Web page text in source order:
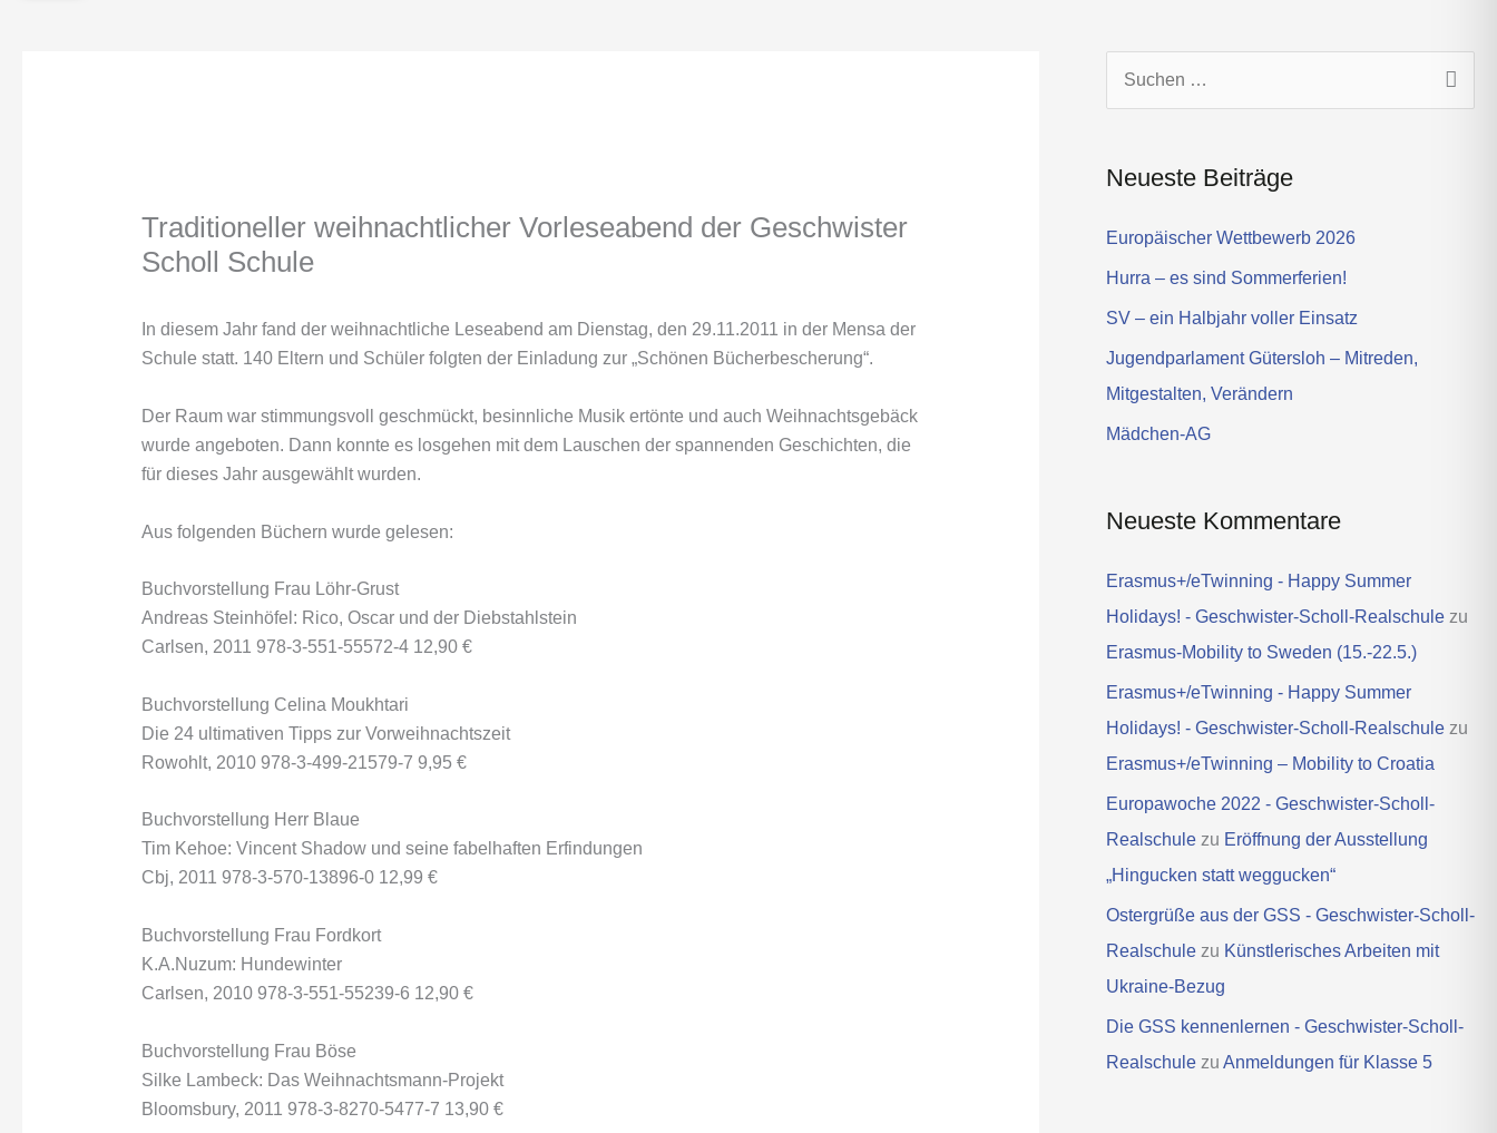
a
g
r
Traditioneller weihnachtlicher Vorleseabend der Geschwister
Scholl Schule
In diesem Jahr fand der weihnachtliche Leseabend am Dienstag, den 29.11.2011 in der Mensa der
Schule statt. 140 Eltern und Schüler folgten der Einladung zur „Schönen Bücherbescherung“.
Der Raum war stimmungsvoll geschmückt, besinnliche Musik ertönte und auch Weihnachtsgebäck
wurde angeboten. Dann konnte es losgehen mit dem Lauschen der spannenden Geschichten, die
für dieses Jahr ausgewählt wurden.
Aus folgenden Büchern wurde gelesen:
Buchvorstellung Frau Löhr-Grust
Andreas Steinhöfel: Rico, Oscar und der Diebstahlstein
Carlsen, 2011 978-3-551-55572-4 12,90 €
Buchvorstellung Celina Moukhtari
Die 24 ultimativen Tipps zur Vorweihnachtszeit
Rowohlt, 2010 978-3-499-21579-7 9,95 €
Buchvorstellung Herr Blaue
Tim Kehoe: Vincent Shadow und seine fabelhaften Erfindungen
Cbj, 2011 978-3-570-13896-0 12,99 €
Buchvorstellung Frau Fordkort
K.A.Nuzum: Hundewinter
Carlsen, 2010 978-3-551-55239-6 12,90 €
Buchvorstellung Frau Böse
Silke Lambeck: Das Weihnachtsmann-Projekt
Bloomsbury, 2011 978-3-8270-5477-7 13,90 €
e
:
Neueste Beiträge
Europäischer Wettbewerb 2026
Hurra – es sind Sommerferien!
SV – ein Halbjahr voller Einsatz
Jugendparlament Gütersloh – Mitreden,
Mitgestalten, Verändern
Mädchen-AG
Neueste Kommentare
Erasmus+/eTwinning - Happy Summer
Holidays! - Geschwister-Scholl-Realschulezu
Erasmus-Mobility to Sweden (15.-22.5.)
Erasmus+/eTwinning - Happy Summer
Holidays! - Geschwister-Scholl-Realschulezu
Erasmus+/eTwinning – Mobility to Croatia
Europawoche 2022 - Geschwister-Scholl-
Realschulezu Eröffnung der Ausstellung
„Hingucken statt weggucken“
Ostergrüße aus der GSS - Geschwister-Scholl-
Realschulezu Künstlerisches Arbeiten mit
Ukraine-Bezug
Die GSS kennenlernen - Geschwister-Scholl-
Realschulezu Anmeldungen für Klasse 5